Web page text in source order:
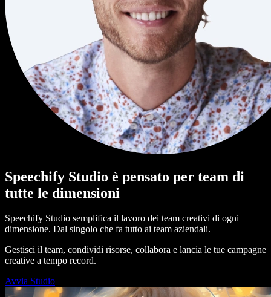
Speechify Studio è pensato per team di
tutte le dimensioni
Speechify Studio semplifica il lavoro dei team creativi di ogni
dimensione. Dal singolo che fa tutto ai team aziendali.
Gestisci il team, condividi risorse, collabora e lancia le tue campagne
creative a tempo record.
Avvia Studio